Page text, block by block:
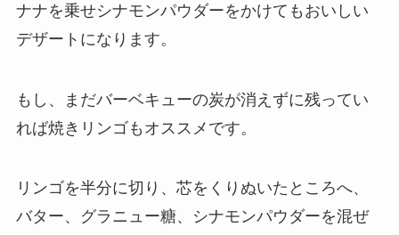
ナナを乗せシナモンパウダーをかけてもおいしい
デザートになります。
もし、まだバーベキューの炭が消えずに残ってい
れば焼きリンゴもオススメです。
リンゴを半分に切り、芯をくりぬいたところへ、
バター、グラニュー糖、シナモンパウダーを混ぜ